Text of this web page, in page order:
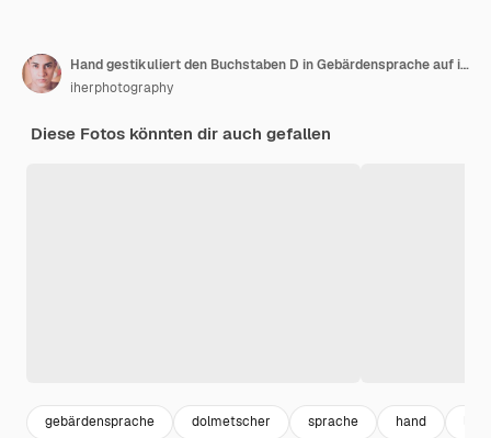
Hand gestikuliert den Buchstaben D in Gebärdensprache auf isoliertem Hintergrund Mann Hand gestikuliert den Buchstaben D des Alphabets isoliert Buchstaben des Alphabets in Gebärdensprache
iherphotography
Diese Fotos könnten dir auch gefallen
gebärdensprache dolmetscher sprache hand